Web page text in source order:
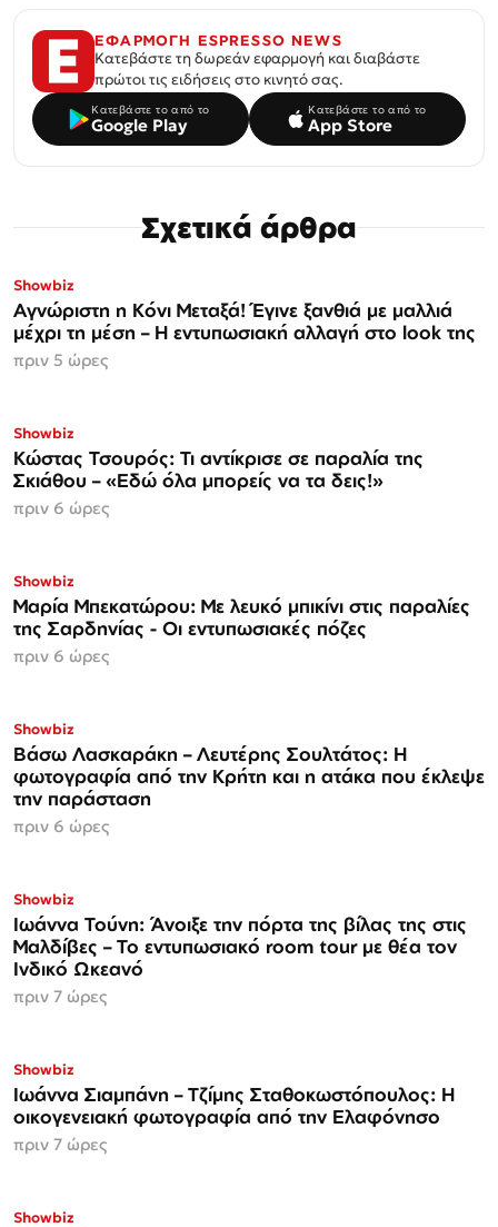
ΕΦΑΡΜΟΓΗ ESPRESSO NEWS
Κατεβάστε τη δωρεάν εφαρμογή και διαβάστε
πρώτοι τις ειδήσεις στο κινητό σας.
Κατεβάστε το από το
Google Play
Κατεβάστε το από το
App Store
Σχετικά άρθρα
Showbiz
Αγνώριστη η Κόνι Μεταξά! Έγινε ξανθιά με μαλλιά
μέχρι τη μέση – Η εντυπωσιακή αλλαγή στο look της
πριν 5 ώρες
Showbiz
Κώστας Τσουρός: Τι αντίκρισε σε παραλία της
Σκιάθου – «Εδώ όλα μπορείς να τα δεις!»
πριν 6 ώρες
Showbiz
Μαρία Μπεκατώρου: Με λευκό μπικίνι στις παραλίες
της Σαρδηνίας - Οι εντυπωσιακές πόζες
πριν 6 ώρες
Showbiz
Βάσω Λασκαράκη – Λευτέρης Σουλτάτος: Η
φωτογραφία από την Κρήτη και η ατάκα που έκλεψε
την παράσταση
πριν 6 ώρες
Showbiz
Ιωάννα Τούνη: Άνοιξε την πόρτα της βίλας της στις
Μαλδίβες – Το εντυπωσιακό room tour με θέα τον
Ινδικό Ωκεανό
πριν 7 ώρες
Showbiz
Ιωάννα Σιαμπάνη – Τζίμης Σταθοκωστόπουλος: Η
οικογενειακή φωτογραφία από την Ελαφόνησο
πριν 7 ώρες
Showbiz